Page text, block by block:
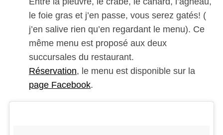
le foie gras et j’en passe, vous serez gatés! (
j’en salive rien qu’en regardant le menu). Ce
même menu est proposé aux deux
succursales du restaurant.
Réservation, le menu est disponible sur la
page Facebook.